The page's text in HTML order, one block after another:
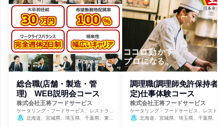
総合職(店舗・製造・管
理) WEB説明会コース
株式会社王将フードサービス
ケータリング・フードサービス、レストラ
ン・カフェ、食品・飲料メーカー
北海道、宮城県、埼玉県、千葉県、東京
調理職(調理師免許保持
定)仕事体験コース
株式会社王将フードサービス
ケータリング・フードサービス、レス
ン・カフェ、食品・飲料メーカー
北海道、宮城県、埼玉県、千葉県